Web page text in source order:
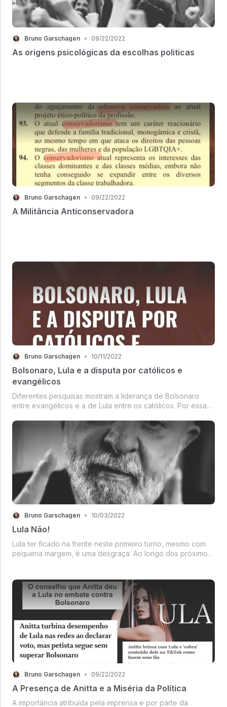
Bruno Garschagen • 09/22/2022
As origens psicológicas da escolhas politicas
Bruno Garschagen • 09/22/2022
A Militância Anticonservadora
Bruno Garschagen • 10/11/2022
Bolsonaro, Lula e a disputa por católicos e
evangélicos
Diferentes pesquisas mostram a liderança de Bolsonaro
entre evangélicos e a de Lula entre os católicos. Por essa
se deu conta de que deveria conquistar votos dos católicos
Bruno Garschagen • 10/03/2022
Lula Não!
Lula ter ficado na frente neste primeiro turno, mesmo com
pequena margem, é uma desgraça. Ao longo dos próximos
desempenho eleitoral...
Bruno Garschagen • 09/22/2022
A Presença de Anitta e a Miséria da Política
A importância atribuída pela imprensa e por parte da